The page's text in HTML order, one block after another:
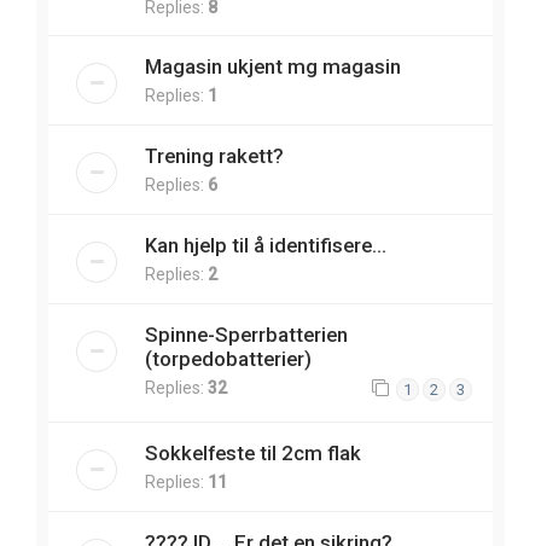
Replies: 8
Magasin ukjent mg magasin
Replies: 1
Trening rakett?
Replies: 6
Kan hjelp til å identifisere...
Replies: 2
Spinne-Sperrbatterien
(torpedobatterier)
Replies: 32 1 2 3
Sokkelfeste til 2cm flak
Replies: 11